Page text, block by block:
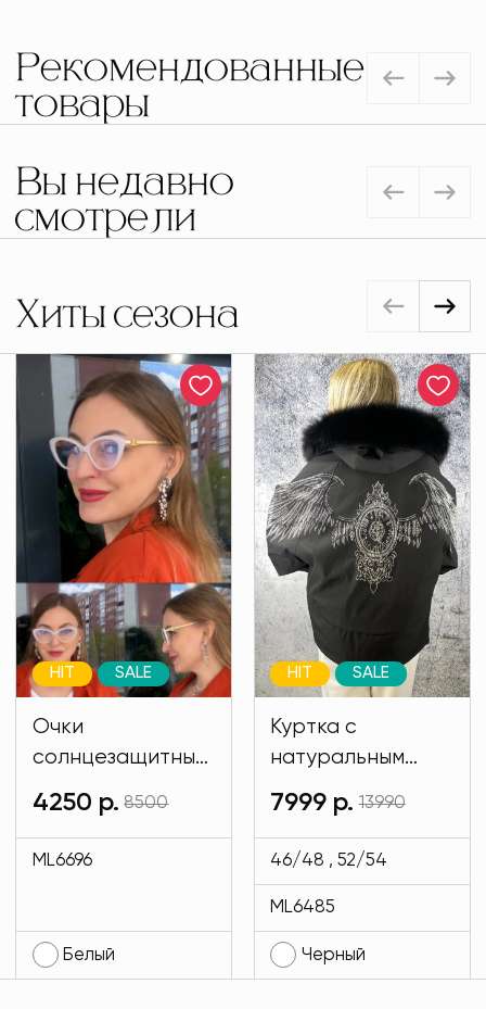
Рекомендованные
товары
Вы недавно
смотрели
Хиты сезона
Очки
солнцезащитные
имиджевые
белого цвета
MODLAV ML6696-
HIT SALE
4250 р. 8500
ML6696
Белый
Куртка с
натуральным
мехом и на
подкладе кролик
черного цвета
MODLAV ML6485-
13
HIT SALE
7999 р. 13990
46/48 , 52/54
ML6485
Черный